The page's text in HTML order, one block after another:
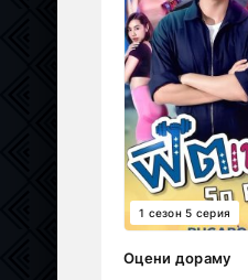
1 сезон 5 серия
Оцени дораму